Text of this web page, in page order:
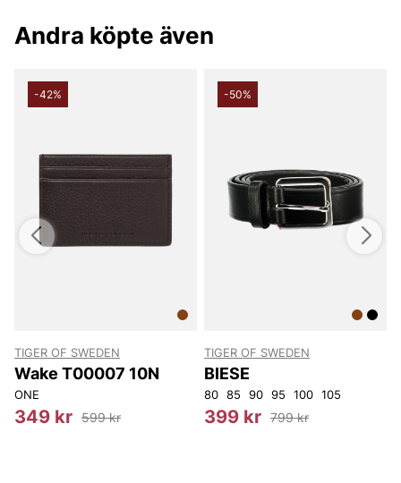
Andra köpte även
-42%
TIGER OF SWEDEN
Wake T00007 10N
ONE
349 kr 599 kr
-50%
TIGER OF SWEDEN
BIESE
80 85 90 95 100 105
399 kr 799 kr